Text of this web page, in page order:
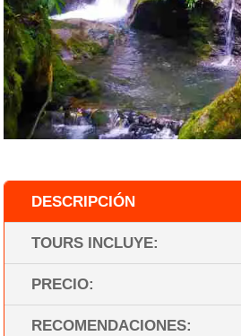
DESCRIPCIÓN
TOURS INCLUYE:
PRECIO:
RECOMENDACIONES: